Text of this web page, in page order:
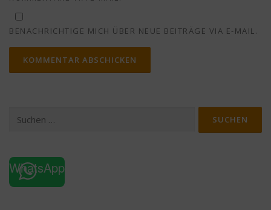
BENACHRICHTIGE MICH ÜBER NEUE BEITRÄGE VIA E-MAIL.
nach:
WhatsApp